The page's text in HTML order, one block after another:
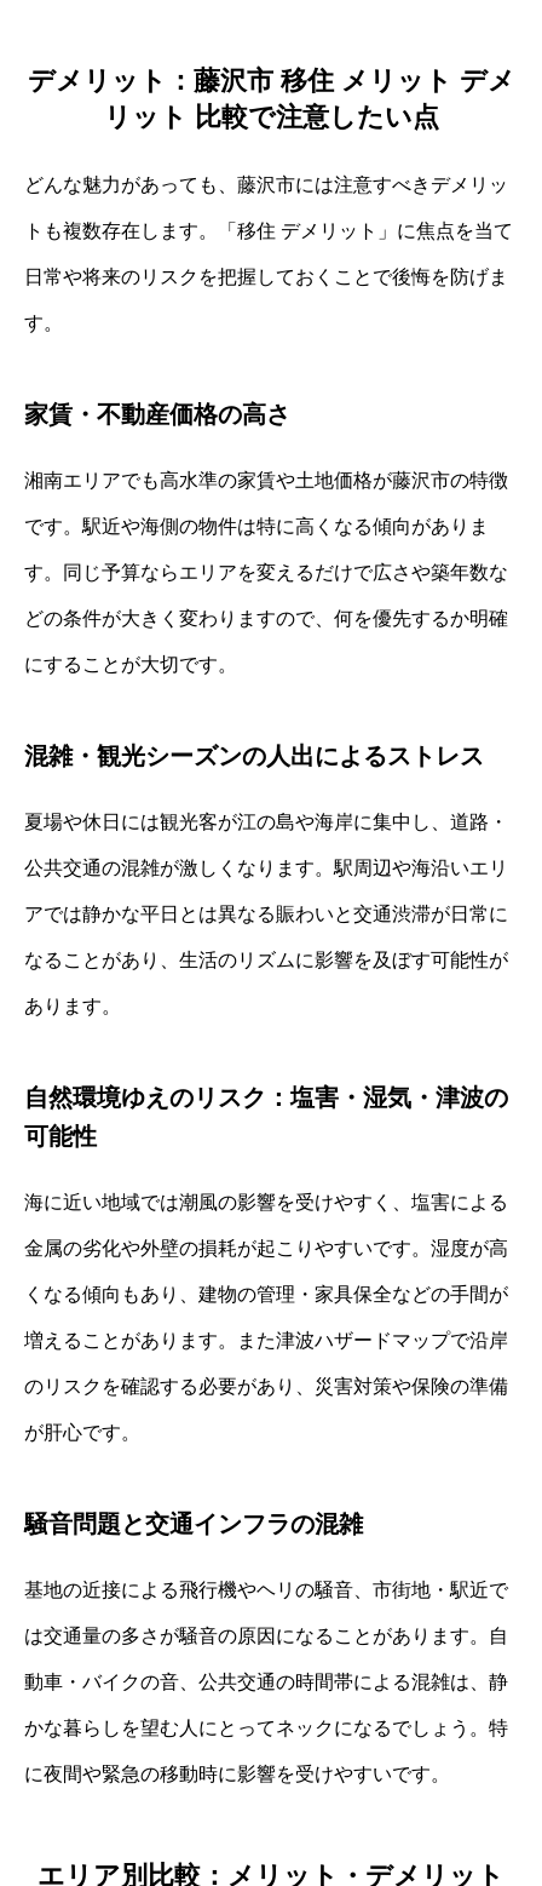
デメリット：藤沢市 移住 メリット デメ
リット 比較で注意したい点
どんな魅力があっても、藤沢市には注意すべきデメリッ
トも複数存在します。「移住 デメリット」に焦点を当て
日常や将来のリスクを把握しておくことで後悔を防げま
す。
家賃・不動産価格の高さ
湘南エリアでも高水準の家賃や土地価格が藤沢市の特徴
です。駅近や海側の物件は特に高くなる傾向がありま
す。同じ予算ならエリアを変えるだけで広さや築年数な
どの条件が大きく変わりますので、何を優先するか明確
にすることが大切です。
混雑・観光シーズンの人出によるストレス
夏場や休日には観光客が江の島や海岸に集中し、道路・
公共交通の混雑が激しくなります。駅周辺や海沿いエリ
アでは静かな平日とは異なる賑わいと交通渋滞が日常に
なることがあり、生活のリズムに影響を及ぼす可能性が
あります。
自然環境ゆえのリスク：塩害・湿気・津波の
可能性
海に近い地域では潮風の影響を受けやすく、塩害による
金属の劣化や外壁の損耗が起こりやすいです。湿度が高
くなる傾向もあり、建物の管理・家具保全などの手間が
増えることがあります。また津波ハザードマップで沿岸
のリスクを確認する必要があり、災害対策や保険の準備
が肝心です。
騒音問題と交通インフラの混雑
基地の近接による飛行機やヘリの騒音、市街地・駅近で
は交通量の多さが騒音の原因になることがあります。自
動車・バイクの音、公共交通の時間帯による混雑は、静
かな暮らしを望む人にとってネックになるでしょう。特
に夜間や緊急の移動時に影響を受けやすいです。
エリア別比較：メリット・デメリット